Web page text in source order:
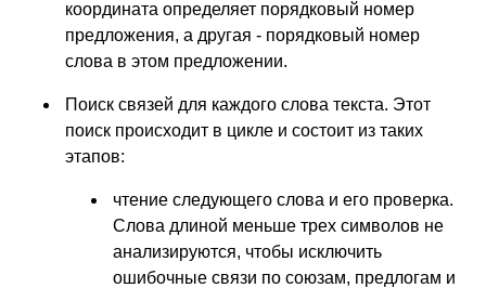
координата определяет порядковый номер
предложения, а другая - порядковый номер
слова в этом предложении.
Поиск связей для каждого слова текста. Этот
поиск происходит в цикле и состоит из таких
этапов:
чтение следующего слова и его проверка.
Слова длиной меньше трех символов не
анализируются, чтобы исключить
ошибочные связи по союзам, предлогам и